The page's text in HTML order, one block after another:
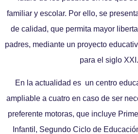
familiar y escolar. Por ello, se
de calidad, que permita mayor
padres, mediante un proyecto
para el siglo XXI.
En la actualidad es un centro
ampliable a cuatro en caso de ser
preferente motoras, que incluye
Infantil, Segundo Ciclo de